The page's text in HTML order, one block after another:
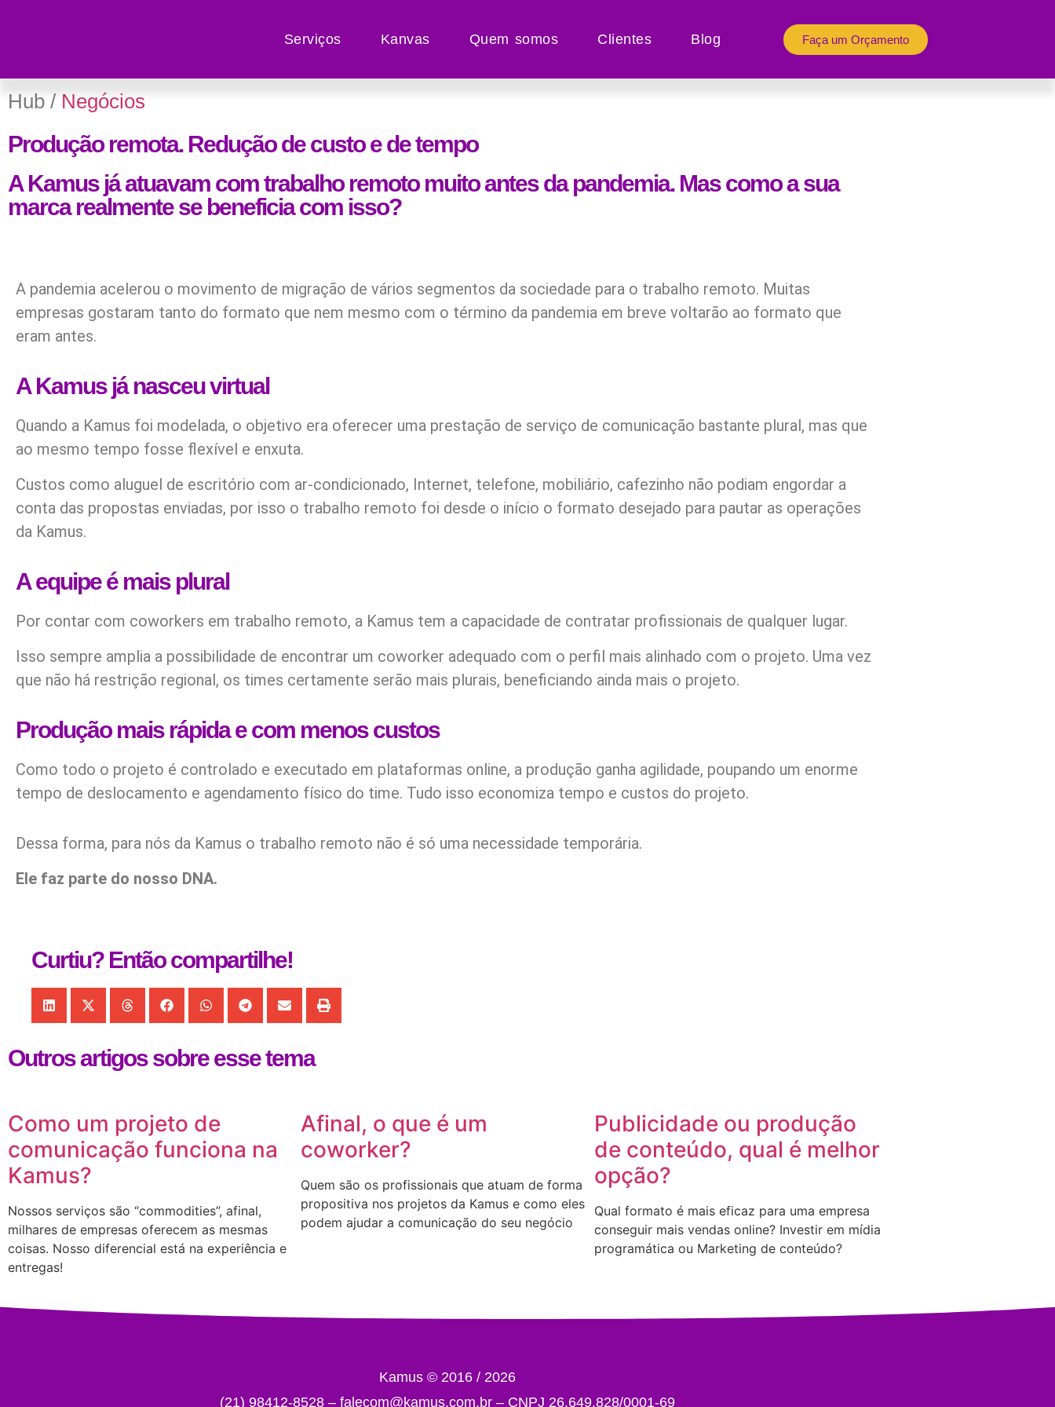
Serviços Kanvas Quem somos Clientes Blog Faça um Orçamento
Hub / Negócios
Produção remota. Redução de custo e de tempo
A Kamus já atuavam com trabalho remoto muito antes da pandemia. Mas como a sua
marca realmente se beneficia com isso?
A pandemia acelerou o movimento de migração de vários segmentos da sociedade para o trabalho remoto. Muitas
empresas gostaram tanto do formato que nem mesmo com o término da pandemia em breve voltarão ao formato que
eram antes.
A Kamus já nasceu virtual
Quando a Kamus foi modelada, o objetivo era oferecer uma prestação de serviço de comunicação bastante plural, mas que
ao mesmo tempo fosse flexível e enxuta.
Custos como aluguel de escritório com ar-condicionado, Internet, telefone, mobiliário, cafezinho não podiam engordar a
conta das propostas enviadas, por isso o trabalho remoto foi desde o início o formato desejado para pautar as operações
da Kamus.
A equipe é mais plural
Por contar com coworkers em trabalho remoto, a Kamus tem a capacidade de contratar profissionais de qualquer lugar.
Isso sempre amplia a possibilidade de encontrar um coworker adequado com o perfil mais alinhado com o projeto. Uma vez
que não há restrição regional, os times certamente serão mais plurais, beneficiando ainda mais o projeto.
Produção mais rápida e com menos custos
Como todo o projeto é controlado e executado em plataformas online, a produção ganha agilidade, poupando um enorme
tempo de deslocamento e agendamento físico do time. Tudo isso economiza tempo e custos do projeto.
Dessa forma, para nós da Kamus o trabalho remoto não é só uma necessidade temporária.
Ele faz parte do nosso DNA.
Curtiu? Então compartilhe!
Outros artigos sobre esse tema
Como um projeto de
comunicação funciona na
Kamus?
Nossos serviços são “commodities”, afinal,
milhares de empresas oferecem as mesmas
coisas. Nosso diferencial está na experiência e
entregas!
Afinal, o que é um
coworker?
Quem são os profissionais que atuam de forma
propositiva nos projetos da Kamus e como eles
podem ajudar a comunicação do seu negócio
Publicidade ou produção
de conteúdo, qual é melhor
opção?
Qual formato é mais eficaz para uma empresa
conseguir mais vendas online? Investir em mídia
programática ou Marketing de conteúdo?
Kamus © 2016 / 2026
(21) 98412-8528 – falecom@kamus.com.br – CNPJ 26.649.828/0001-69